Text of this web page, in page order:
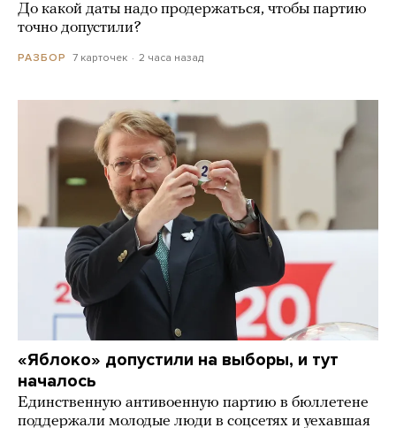
До какой даты надо продержаться, чтобы партию
точно допустили?
РАЗБОР 7 карточек 2 часа назад
«Яблоко» допустили на выборы, и тут
началось
Единственную антивоенную партию в бюллетене
поддержали молодые люди в соцсетях и уехавшая